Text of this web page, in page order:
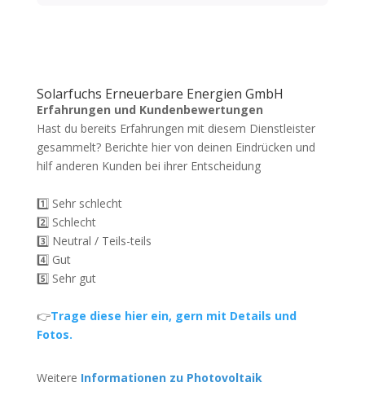
Solarfuchs Erneuerbare Energien GmbH
Erfahrungen und Kundenbewertungen
Hast du bereits Erfahrungen mit diesem Dienstleister
gesammelt? Berichte hier von deinen Eindrücken und
hilf anderen Kunden bei ihrer Entscheidung
1️⃣ Sehr schlecht
2️⃣ Schlecht
3️⃣ Neutral / Teils-teils
4️⃣ Gut
5️⃣ Sehr gut
👉Trage diese hier ein, gern mit Details und
Fotos.
Weitere Informationen zu Photovoltaik